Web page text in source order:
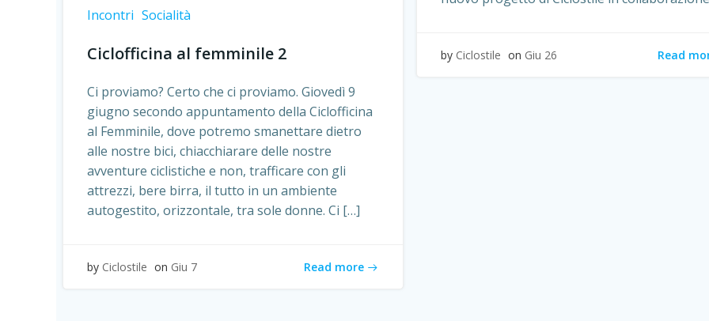
by Ciclostile on Giu 26 Read
Incontri Socialità
Ciclofficina al femminile 2
Ci proviamo? Certo che ci proviamo. Giovedì 9
giugno secondo appuntamento della Ciclofficina
al Femminile, dove potremo smanettare dietro
alle nostre bici, chiacchiarare delle nostre
avventure ciclistiche e non, trafficare con gli
attrezzi, bere birra, il tutto in un ambiente
autogestito, orizzontale, tra sole donne. Ci […]
by Ciclostile on Giu 7 Read more